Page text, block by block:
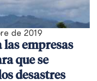
de 2019
las empresas
que se
desastres